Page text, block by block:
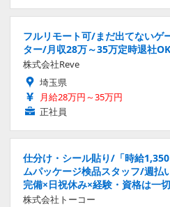
フルリモート可/まだ出てないゲ
ター/月収28万～35万定時退社
株式会社Reve
埼玉県
月給28万円～35万円
正社員
仕分け・シール貼り/「時給
ムパッケージ検品スタッフ/週払
完備×日祝休み×経験・資格は一
株式会社トーコー